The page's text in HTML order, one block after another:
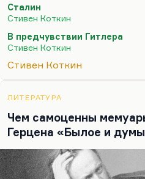
В книге Стивена Коткина
второй том и в работе
вероятно, это глубоко
фундированное, с
томе 1200 страниц,
больше. В этом
террора посвящен
страничный. И Коткин,
уже данные на это…
Сталин
Стивен Коткин
В предчувствии Гитлера
Стивен Коткин
Стивен Коткин
ЛИТЕРАТУРА
Чем самоценны
Герцена «Былое и